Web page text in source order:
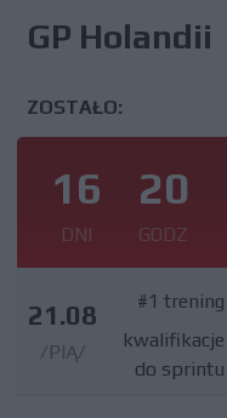
GP Holandii
ZOSTAŁO:
16
DNI
20
GODZ
21.08
/PIĄ/
#1 trening
kwalifikacje
do sprintu